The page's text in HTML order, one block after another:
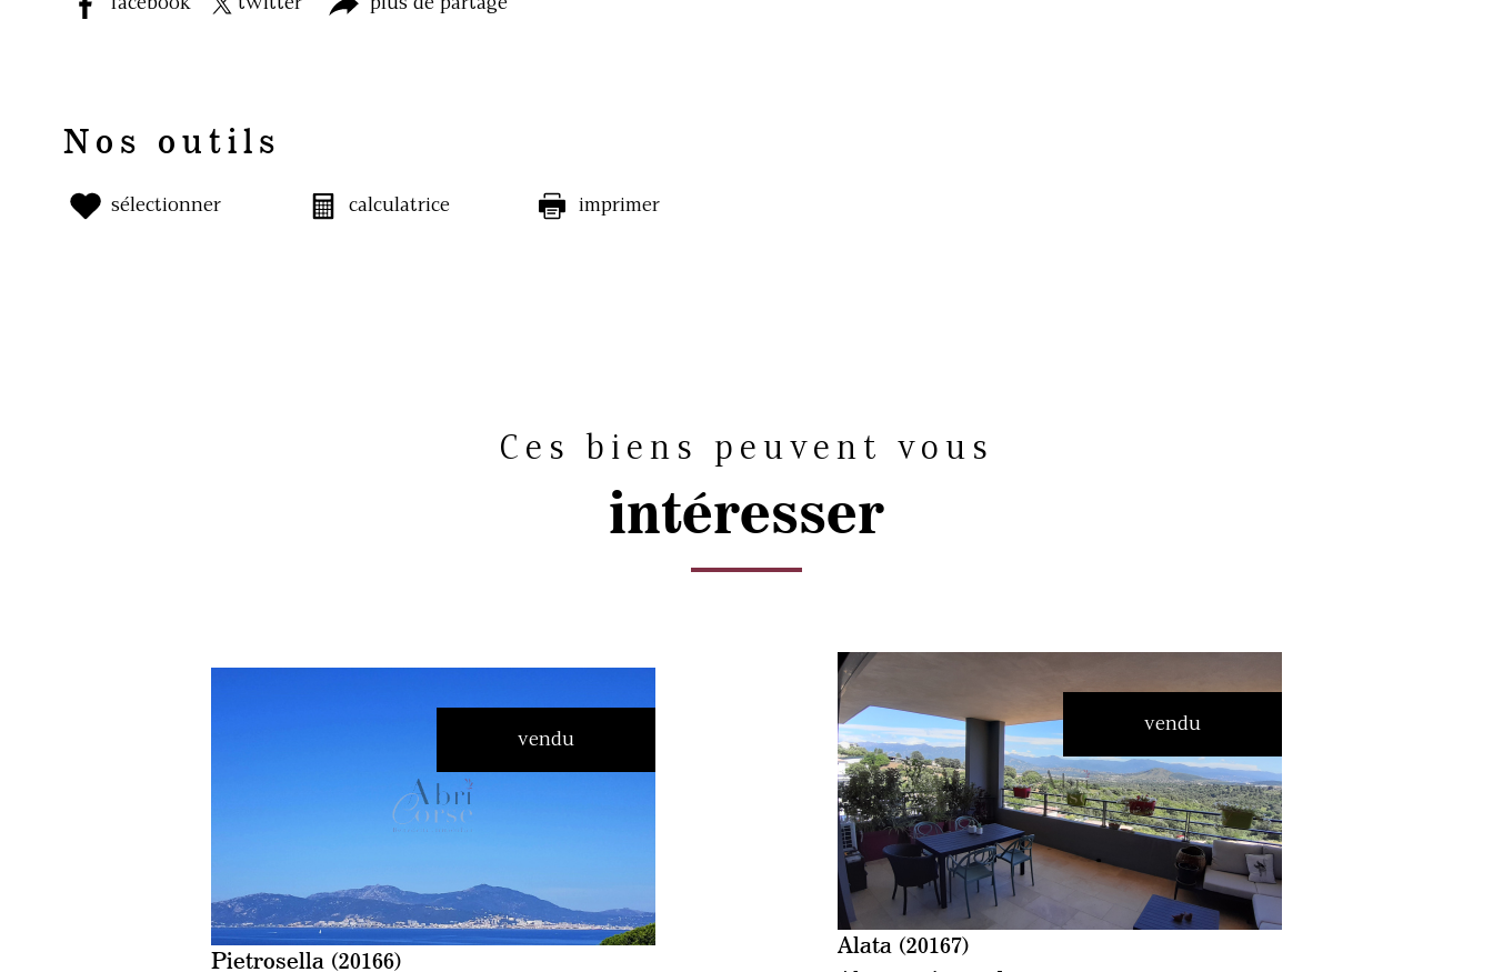
Nos outils
sélectionner calculatrice imprimer
Ces biens peuvent vous
intéresser
vendu
voir le bien
Pietrosella (20166)
vendu
voir le bien
Alata (20167)